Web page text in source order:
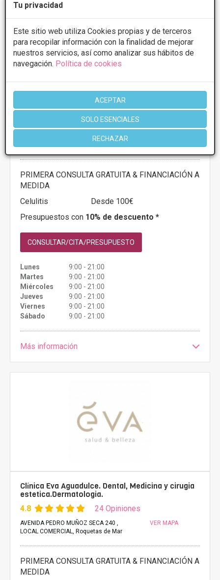
Tu privacidad
Este sitio web utiliza Cookies propias y de terceros
para recopilar información con la finalidad de mejorar
nuestros servicios, así como analizar sus hábitos de
navegación. Política de cookies
ACEPTAR
SOLO ESENCIALES
RECHAZAR
Natur Belle MÉDICO ESTÉTICA
4.5 8 Opiniones
PRIMERA CONSULTA GRATUITA & FINANCIACIÓN A
MEDIDA
Celulitis
Desde 100€
Presupuestos con 10% de descuento *
CONSULTAR/CITA/PRESUPUESTO
Lunes
9:00 - 21:00
Martes
9:00 - 21:00
Miércoles
9:00 - 21:00
Jueves
9:00 - 21:00
Viernes
9:00 - 21:00
Sábado
9:00 - 21:00
Más información
Clínica Eva Aguadulce. Dental, Medicina y cirugia
estetica.Dermatologia.
4.8 24 Opiniones
AVENIDA PEDRO MUÑOZ SECA 240 ,
LOCAL COMERCIAL, Roquetas de Mar
VER MAPA
PRIMERA CONSULTA GRATUITA & FINANCIACIÓN A
MEDIDA